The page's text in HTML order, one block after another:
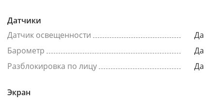
Датчики
Датчик освещенности
Да
Барометр
Да
Разблокировка по лицу
Да
Экран